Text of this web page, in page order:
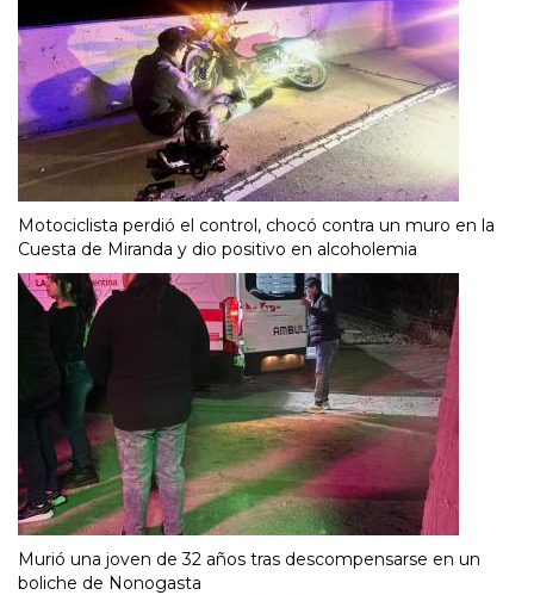
Motociclista perdió el control, chocó contra un muro en la
Cuesta de Miranda y dio positivo en alcoholemia
Murió una joven de 32 años tras descompensarse en un
boliche de Nonogasta